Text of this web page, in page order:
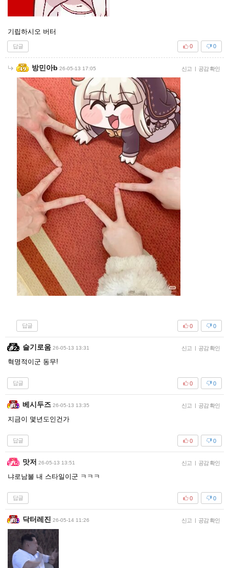
기립하시오 버터
답글 0
0
방민아b 26-05-13 17:05 신고 | 공감 확인
답글 0
0
슬기로움 26-05-13 13:31 신고 공감 확인
혁명적이군 동무!
답글 0
0
베시두즈 26-05-13 13:35 신고 공감 확인
지금이 몇년도인건가
답글 0
0
맛저 26-05-13 13:51 신고 공감 확인
냐로남불 내 스타일이군 ㅋㅋㅋ
답글 0
0
닥터레진 26-05-14 11:26 신고 공감 확인